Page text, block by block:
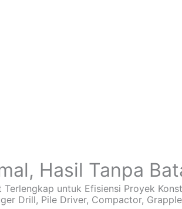
Hasil Tanpa
untuk Efisiensi Proyek
Drill, Pile Driver, Compactor,